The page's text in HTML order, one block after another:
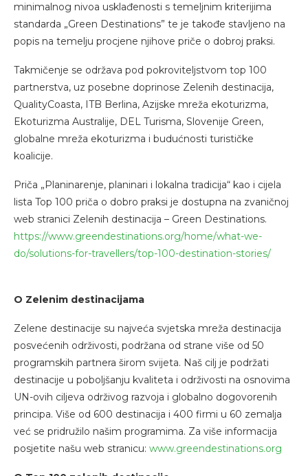
minimalnog nivoa usklađenosti s temeljnim kriterijima
standarda „Green Destinations” te je takođe stavljeno na
popis na temelju procjene njihove priče o dobroj praksi.
Takmičenje se održava pod pokroviteljstvom top 100
partnerstva, uz posebne doprinose Zelenih destinacija,
QualityCoasta, ITB Berlina, Azijske mreža ekoturizma,
Ekoturizma Australije, DEL Turisma, Slovenije Green,
globalne mreža ekoturizma i budućnosti turističke
koalicije.
Priča „Planinarenje, planinari i lokalna tradicija“ kao i cijela
lista Top 100 priča o dobro praksi je dostupna na zvaničnoj
web stranici Zelenih destinacija – Green Destinations.
https://www.greendestinations.org/home/what-we-
do/solutions-for-travellers/top-100-destination-stories/
O Zelenim destinacijama
Zelene destinacije su najveća svjetska mreža destinacija
posvećenih održivosti, podržana od strane više od 50
programskih partnera širom svijeta. Naš cilj je podržati
destinacije u poboljšanju kvaliteta i održivosti na osnovima
UN-ovih ciljeva održivog razvoja i globalno dogovorenih
principa. Više od 600 destinacija i 400 firmi u 60 zemalja
već se pridružilo našim programima. Za više informacija
posjetite našu web stranicu: www.greendestinations.org